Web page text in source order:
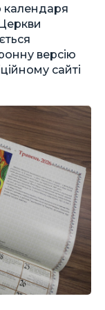
календаря
версію
сайті